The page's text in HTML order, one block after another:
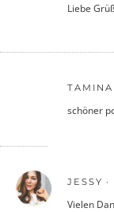
Liebe
TAMINA
schöner
JESSY
Vielen